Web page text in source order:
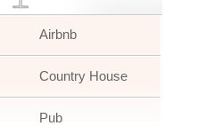
Airbnb
Country House
Pub